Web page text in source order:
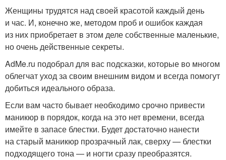
Женщины трудятся над своей красотой каждый день
и час. И, конечно же, методом проб и ошибок каждая
из них приобретает в этом деле собственные маленькие,
но очень действенные секреты.
AdMe.ru подобрал для вас подсказки, которые во многом
облегчат уход за своим внешним видом и всегда помогут
добиться идеального образа.
Если вам часто бывает необходимо срочно привести
маникюр в порядок, когда на это нет времени, всегда
имейте в запасе блестки. Будет достаточно нанести
на старый маникюр прозрачный лак, сверху — блестки
подходящего тона — и ногти сразу преобразятся.